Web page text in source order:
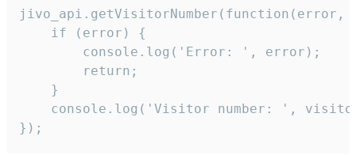
jivo_api.getVisitorNumber(function(error,
    if (error) {
        console.log('Error: ', error);
        return;
    }
console.log('Visitor number: ',
});